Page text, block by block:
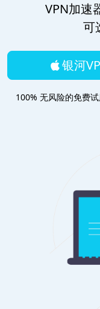
VPN加速
可
银河
100% 无风险的免费